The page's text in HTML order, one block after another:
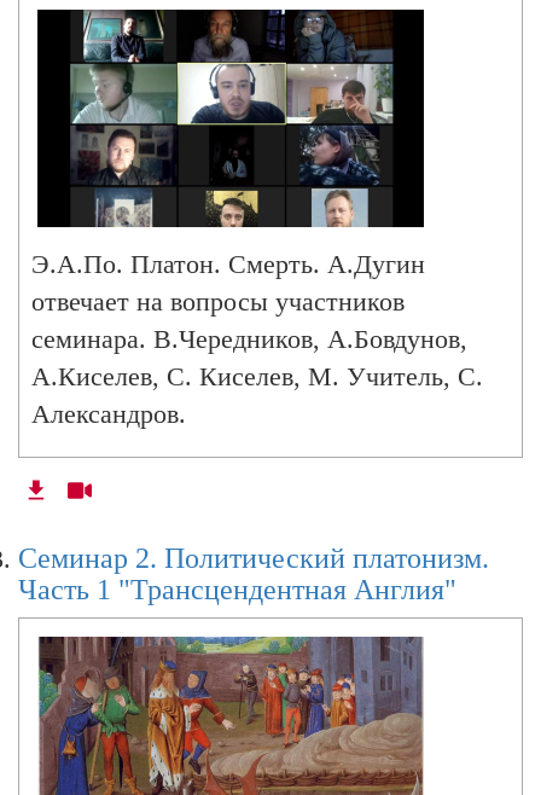
Э.А.По. Платон. Смерть. А.Дугин
отвечает на вопросы участников
семинара. В.Чередников, А.Бовдунов,
А.Киселев, С. Киселев, М. Учитель, С.
Александров.
Семинар 2. Политический платонизм.
Часть 1 "Трансцендентная Англия"